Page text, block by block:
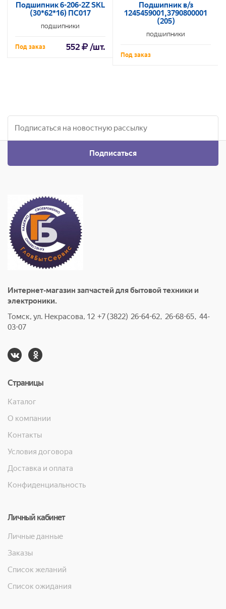
Подшипник 6-206-2Z SKL
(30*62*16) ПС017
ПОДШИПНИКИ
Под заказ 552 /шт.
Подшипник в/з
1245459001,3790800001
(205)
ПОДШИПНИКИ
Под заказ
Подписаться
Интернет-магазин запчастей для бытовой техники и
электроники.
Томск, ул. Некрасова, 12 +7 (3822) 26-64-62, 26-68-65, 44-
03-07
Страницы
Каталог
О компании
Контакты
Условия договора
Доставка и оплата
Конфиденциальность
Личный кабинет
Личные данные
Заказы
Список желаний
Список ожидания